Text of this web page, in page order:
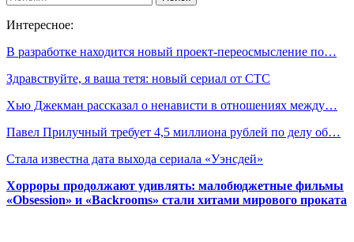
Интересное:
В разработке находится новый проект-переосмысление по…
Здравствуйте, я ваша тетя: новый сериал от СТС
Хью Джекман рассказал о ненависти в отношениях между…
Павел Прилучный требует 4,5 миллиона рублей по делу об…
Стала известна дата выхода сериала «Уэнсдей»
Хорроры продолжают удивлять: малобюджетные фильмы
«Obsession» и «Backrooms» стали хитами мирового проката